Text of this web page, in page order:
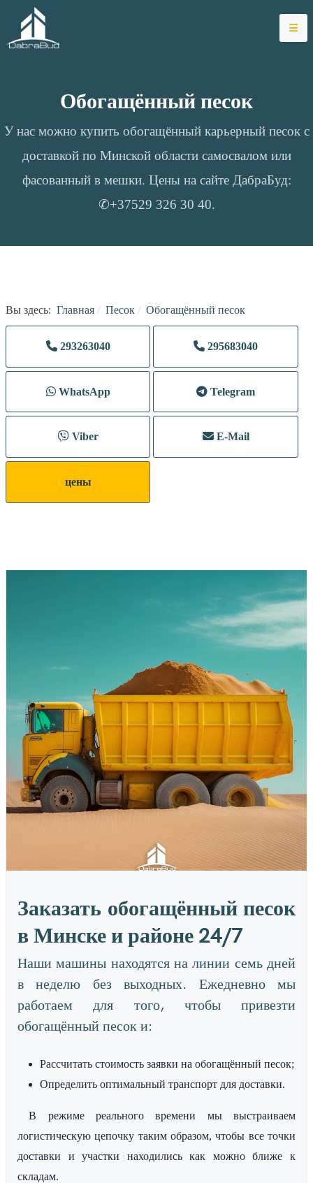
Обогащённый песок
У нас можно купить обогащённый карьерный песок с
доставкой по Минской области самосвалом или
фасованный в мешки. Цены на сайте ДабраБуд:
✆+37529 326 30 40.
Вы здесь: Главная Песок Обогащённый песок
293263040 295683040
WhatsApp Telegram
Viber E-Mail
цены
Заказать обогащённый песок
в Минске и районе 24/7
Наши машины находятся на линии семь дней
в неделю без выходных. Ежедневно мы
работаем для того, чтобы привезти
обогащённый песок и:
Рассчитать стоимость заявки на обогащённый песок;
Определить оптимальный транспорт для доставки.
В режиме реального времени мы выстраиваем
логистическую цепочку таким образом, чтобы все точки
доставки и участки находились как можно ближе к
складам.